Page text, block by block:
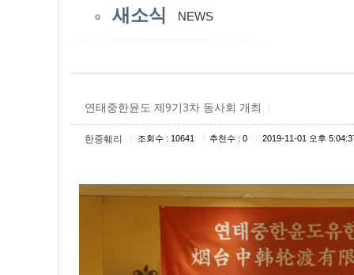
새소식 NEWS
연태중한윤도 제9기3차 동사회 개최
한중훼리 조회수 : 10641 추천수 : 0 2019-11-01 오후